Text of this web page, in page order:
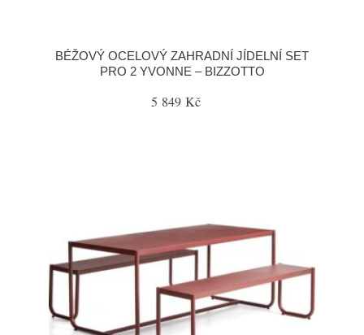
BÉŽOVÝ OCELOVÝ ZAHRADNÍ JÍDELNÍ SET
PRO 2 YVONNE – BIZZOTTO
5 849 Kč